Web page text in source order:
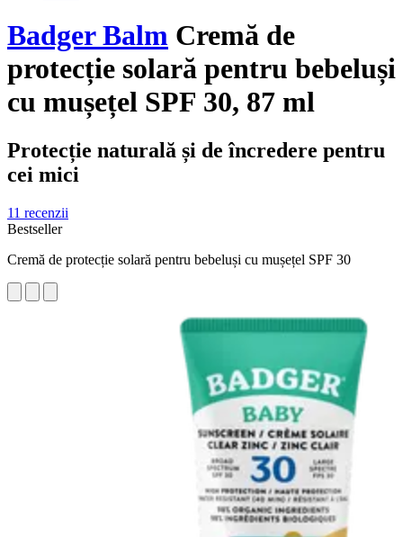
Badger Balm Cremă de
protecție solară pentru bebeluși
cu mușețel SPF 30, 87 ml
Protecție naturală și de încredere pentru
cei mici
11 recenzii
Bestseller
Cremă de protecție solară pentru bebeluși cu mușețel SPF 30